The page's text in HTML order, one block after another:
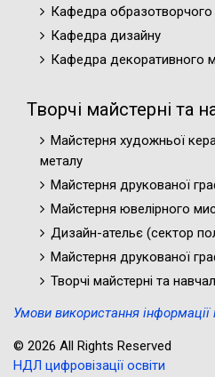
Кафедра образотворчого
Кафедра дизайну
Кафедра декоративного
Творчі майстерні та
Майстерня художньої
металу
Майстерня друкованої
Майстерня ювелірного
Дизайн-ательє (cектор
Майстерня друкованої
Творчі майстерні та
Умови використання інформації
© 2026 All Rights Reserved
НДЛ цифровізації освіти